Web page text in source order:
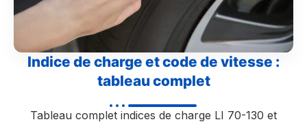
Indice de charge et code de vitesse :
tableau complet
Tableau complet indices de charge LI 70-130 et